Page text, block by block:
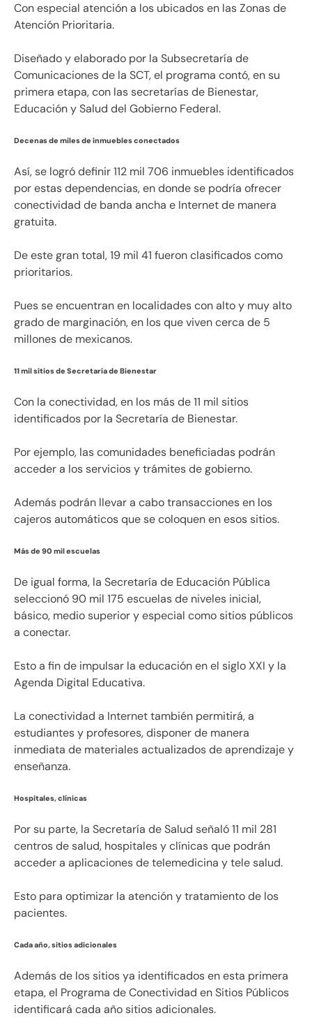
Con especial atención a los ubicados en las Zonas de
Atención Prioritaria.
Diseñado y elaborado por la Subsecretaría de
Comunicaciones de la SCT, el programa contó, en su
primera etapa, con las secretarías de Bienestar,
Educación y Salud del Gobierno Federal.
Decenas de miles de inmuebles conectados
Así, se logró definir 112 mil 706 inmuebles identificados
por estas dependencias, en donde se podría ofrecer
conectividad de banda ancha e Internet de manera
gratuita.
De este gran total, 19 mil 41 fueron clasificados como
prioritarios.
Pues se encuentran en localidades con alto y muy alto
grado de marginación, en los que viven cerca de 5
millones de mexicanos.
11 mil sitios de Secretaría de Bienestar
Con la conectividad, en los más de 11 mil sitios
identificados por la Secretaría de Bienestar.
Por ejemplo, las comunidades beneficiadas podrán
acceder a los servicios y trámites de gobierno.
Además podrán llevar a cabo transacciones en los
cajeros automáticos que se coloquen en esos sitios.
Más de 90 mil escuelas
De igual forma, la Secretaría de Educación Pública
seleccionó 90 mil 175 escuelas de niveles inicial,
básico, medio superior y especial como sitios públicos
a conectar.
Esto a fin de impulsar la educación en el siglo XXI y la
Agenda Digital Educativa.
La conectividad a Internet también permitirá, a
estudiantes y profesores, disponer de manera
inmediata de materiales actualizados de aprendizaje y
enseñanza.
Hospitales, clínicas
Por su parte, la Secretaría de Salud señaló 11 mil 281
centros de salud, hospitales y clínicas que podrán
acceder a aplicaciones de telemedicina y tele salud.
Esto para optimizar la atención y tratamiento de los
pacientes.
Cada año, sitios adicionales
Además de los sitios ya identificados en esta primera
etapa, el Programa de Conectividad en Sitios Públicos
identificará cada año sitios adicionales.